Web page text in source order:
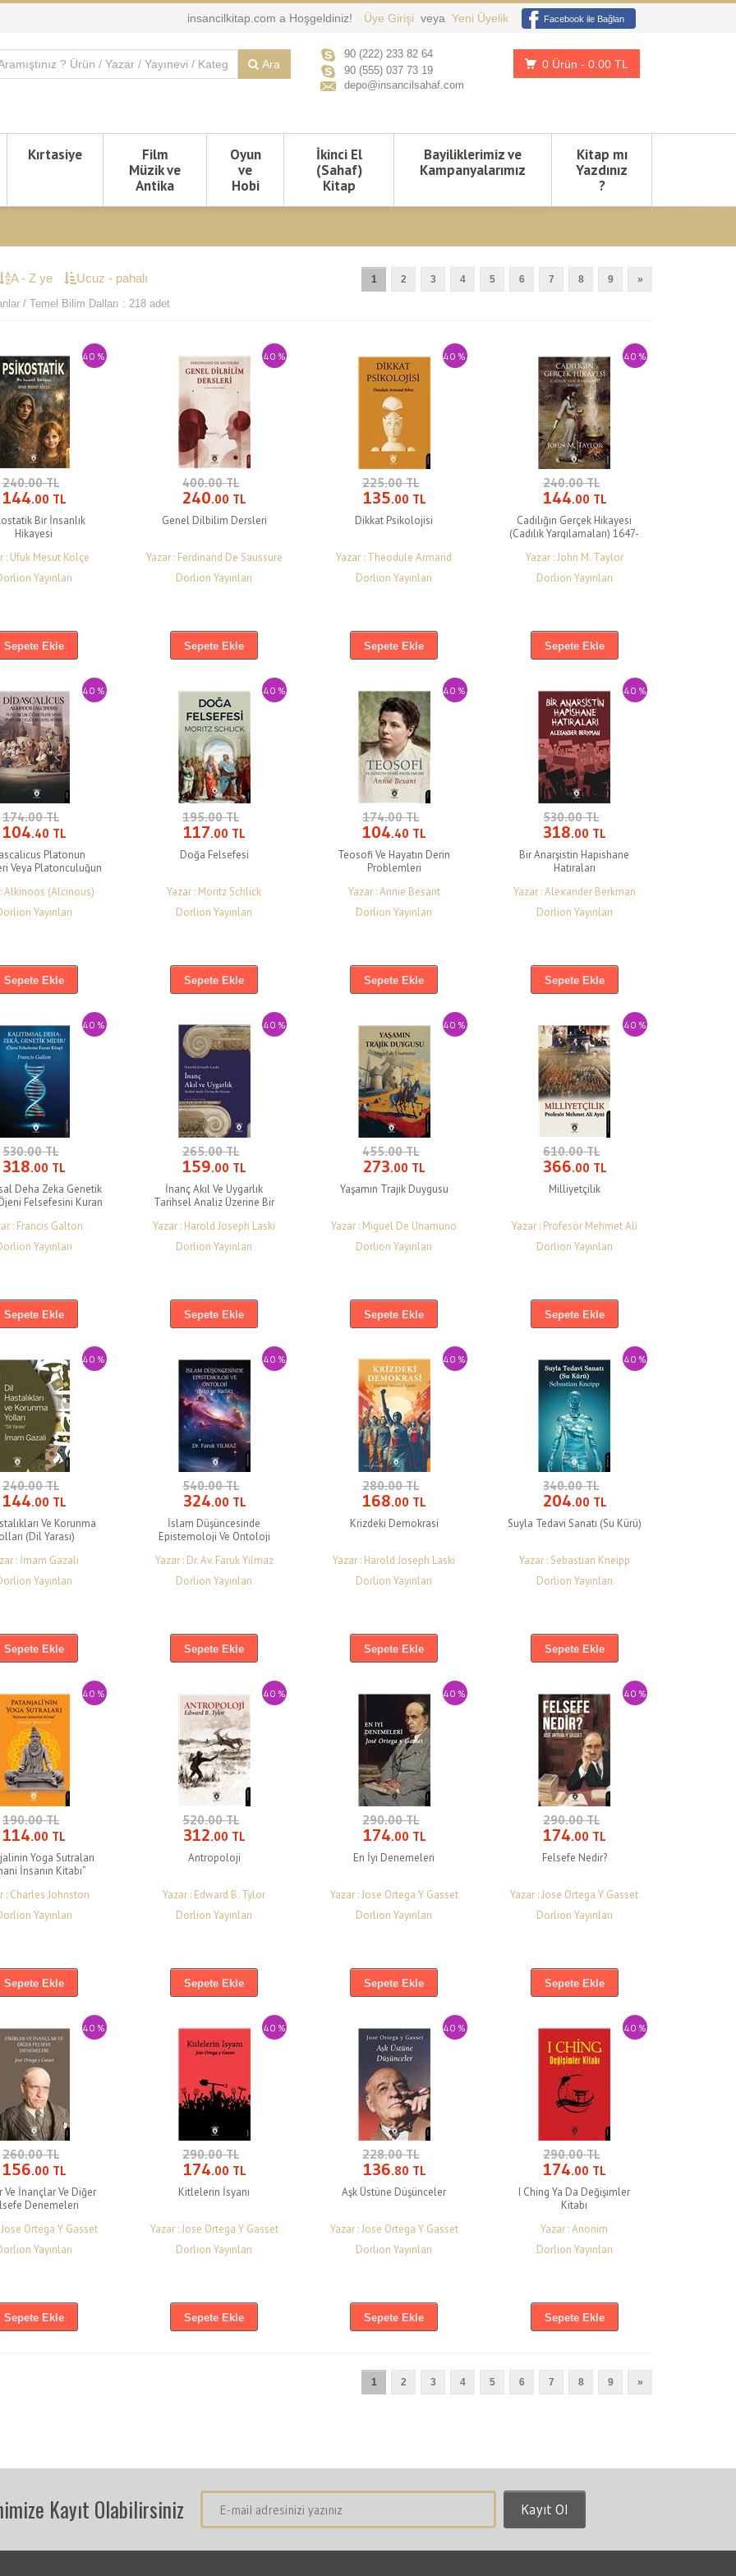
insancilkitap.com a Hoşgeldiniz! Üye Girişi veya Yeni Üyelik Facebook ile Bağlan
Ara
90 (222) 233 82 64
90 (555) 037 73 19
depo@insancilsahaf.com
0 Ürün - 0.00 TL
Kırtasiye
Film
Müzik ve
Antika
Oyun
ve
Hobi
İkinci El
(Sahaf)
Kitap
Bayiliklerimiz ve
Kampanyalarımız
Kitap mı
Yazdınız
?
A - Z ye Ucuz - pahalı
/ Temel Bilim Dalları : 218 adet
1 2 3 4 5 6 7 8 9 »
40 %
240.00 TL
144.00 TL
Bir İnsanlık
Hikayesi
: Ufuk Mesut Kölçe
Yayınları
Sepete Ekle
40 %
400.00 TL
240.00 TL
Genel Dilbilim Dersleri
Yazar : Ferdinand De Saussure
Dorlion Yayınları
Sepete Ekle
40 %
225.00 TL
135.00 TL
Dikkat Psikolojisi
Yazar : Theodule Armand
Ribot
Dorlion Yayınları
Sepete Ekle
40 %
240.00 TL
144.00 TL
Cadılığın Gerçek Hikayesi
(Cadılık Yargılamaları) 1647-
Yazar : John M. Taylor
Dorlion Yayınları
Sepete Ekle
40 %
174.00 TL
104.40 TL
Platonun
Veya Platonculuğun
Alkinoos (Alcinous)
Yayınları
Sepete Ekle
40 %
195.00 TL
117.00 TL
Doğa Felsefesi
Yazar : Moritz Schlick
Dorlion Yayınları
Sepete Ekle
40 %
174.00 TL
104.40 TL
Teosofi Ve Hayatın Derin
Problemleri
Yazar : Annie Besant
Dorlion Yayınları
Sepete Ekle
40 %
530.00 TL
318.00 TL
Bir Anarşistin Hapishane
Hatıraları
Yazar : Alexander Berkman
Dorlion Yayınları
Sepete Ekle
40 %
530.00 TL
318.00 TL
Deha Zeka Genetik
Felsefesini Kuran
: Francis Galton
Yayınları
Sepete Ekle
40 %
265.00 TL
159.00 TL
İnanç Akıl Ve Uygarlık
Tarihsel Analiz Üzerine Bir
Yazar : Harold Joseph Laski
Dorlion Yayınları
Sepete Ekle
40 %
455.00 TL
273.00 TL
Yaşamın Trajik Duygusu
Yazar : Miguel De Unamuno
Dorlion Yayınları
Sepete Ekle
40 %
610.00 TL
366.00 TL
Milliyetçilik
Yazar : Profesör Mehmet Ali
Ay
Dorlion Yayınları
Sepete Ekle
40 %
240.00 TL
144.00 TL
Ve Korunma
(Dil Yarası)
: İmam Gazali
Yayınları
Sepete Ekle
40 %
540.00 TL
324.00 TL
İslam Düşüncesinde
Epistemoloji Ve Ontoloji
Yazar : Dr. Av. Faruk Yılmaz
Dorlion Yayınları
Sepete Ekle
40 %
280.00 TL
168.00 TL
Krizdeki Demokrasi
Yazar : Harold Joseph Laski
Dorlion Yayınları
Sepete Ekle
40 %
340.00 TL
204.00 TL
Suyla Tedavi Sanatı (Su Kürü)
Yazar : Sebastian Kneipp
Dorlion Yayınları
Sepete Ekle
40 %
190.00 TL
114.00 TL
Yoga Sutraları
İnsanın Kitabı”
: Charles Johnston
Yayınları
Sepete Ekle
40 %
520.00 TL
312.00 TL
Antropoloji
Yazar : Edward B. Tylor
Dorlion Yayınları
Sepete Ekle
40 %
290.00 TL
174.00 TL
En İyi Denemeleri
Yazar : Jose Ortega Y Gasset
Dorlion Yayınları
Sepete Ekle
40 %
290.00 TL
174.00 TL
Felsefe Nedir?
Yazar : Jose Ortega Y Gasset
Dorlion Yayınları
Sepete Ekle
40 %
260.00 TL
156.00 TL
Ve İnançlar Ve Diğer
Denemeleri
Jose Ortega Y Gasset
Yayınları
Sepete Ekle
40 %
290.00 TL
174.00 TL
Kitlelerin İsyanı
Yazar : Jose Ortega Y Gasset
Dorlion Yayınları
Sepete Ekle
40 %
228.00 TL
136.80 TL
Aşk Üstüne Düşünceler
Yazar : Jose Ortega Y Gasset
Dorlion Yayınları
Sepete Ekle
40 %
290.00 TL
174.00 TL
I Ching Ya Da Değişimler
Kitabı
Yazar : Anonim
Dorlion Yayınları
Sepete Ekle
1 2 3 4 5 6 7 8 9 »
Kayıt Olabilirsiniz